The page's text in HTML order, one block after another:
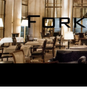
Aller
au
contenu